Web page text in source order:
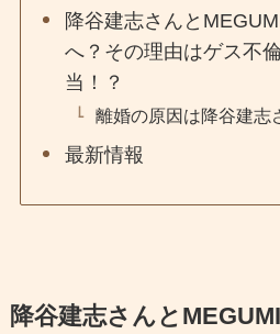
降谷建志さんと
へ？その理由はゲス不
当！？
離婚の原因は降谷建志
最新情報
降谷建志さんと